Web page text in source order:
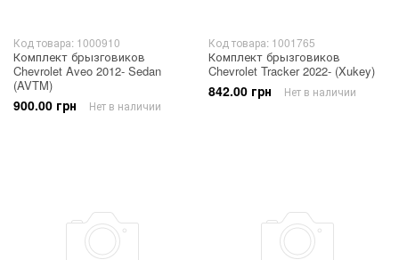
Код товара: 1000910
Комплект брызговиков
Chevrolet Aveo 2012- Sedan
(AVTM)
900.00 грн Нет в наличии
Код товара: 1001765
Комплект брызговиков
Chevrolet Tracker 2022- (Xukey)
842.00 грн Нет в наличии